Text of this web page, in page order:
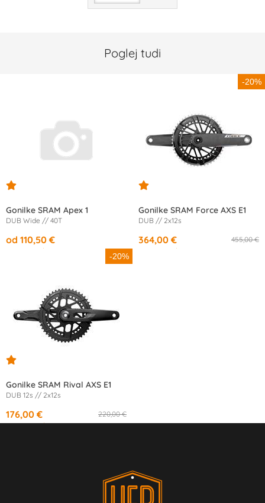
Poglej tudi
Gonilke SRAM Apex 1
DUB Wide // 40T
od 110,50 €
/mesec
-20%
Gonilke SRAM Force AXS E1
DUB // 2x12s
455,00 €
364,00 €
/mesec
-20%
Gonilke SRAM Rival AXS E1
DUB 12s // 2x12s
220,00 €
176,00 €
od16,53 €/mesec